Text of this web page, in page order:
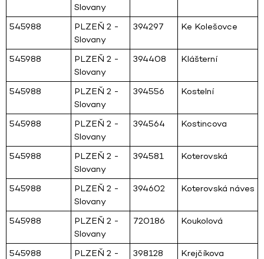
Slovany
545988
PLZEŇ 2 -
Slovany
394297 Ke Kolešovce
545988
PLZEŇ 2 -
Slovany
394408 Klášterní
545988
PLZEŇ 2 -
Slovany
394556 Kostelní
545988
PLZEŇ 2 -
Slovany
394564 Kostincova
545988
PLZEŇ 2 -
Slovany
394581 Koterovská
545988
PLZEŇ 2 -
Slovany
394602 Koterovská náves
545988
PLZEŇ 2 -
Slovany
720186 Koukolová
545988
PLZEŇ 2 -
398128 Krejčíkova